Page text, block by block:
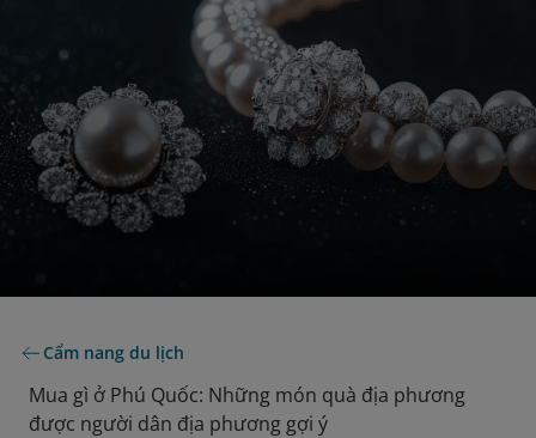
Cẩm nang du lịch
Mua gì ở Phú Quốc: Những món quà địa phương
được người dân địa phương gợi ý